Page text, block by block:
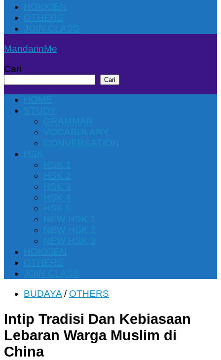
HOKKIEN
OTHERS
JOIN CLASS
MandarinMe
Cari
Cari
HOME
STUDY
GRAMMAR
VOCABULARY
CONVERSATION
HSK
HSK 1
HSK 2
HSK 3
HSK 4
HSK 5
NEW HSK 1
NEW HSK 2
NEW HSK 3
HOKKIEN
OTHERS
JOIN CLASS
BUDAYA / OTHERS
Intip Tradisi Dan Kebiasaan
Lebaran Warga Muslim di
China